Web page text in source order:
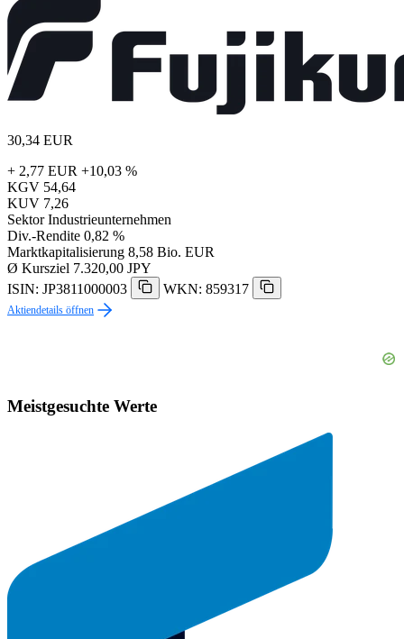
30,34 EUR
+ 2,77 EUR +10,03 %
KGV 54,64
KUV 7,26
Sektor Industrieunternehmen
Div.-Rendite 0,82 %
Marktkapitalisierung 8,58 Bio. EUR
Ø Kursziel 7.320,00 JPY
ISIN: JP3811000003
WKN: 859317
Aktiendetails öffnen
Meistgesuchte Werte